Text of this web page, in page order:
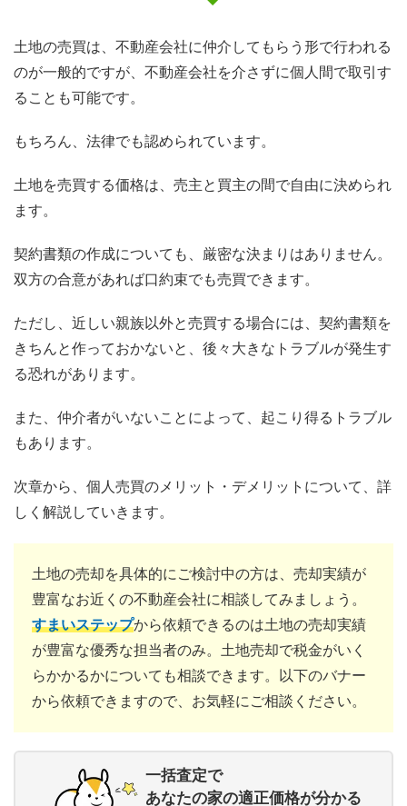
土地の売買は、不動産会社に仲介してもらう形で行われる
のが一般的ですが、不動産会社を介さずに個人間で取引す
ることも可能です。
もちろん、法律でも認められています。
土地を売買する価格は、売主と買主の間で自由に決められ
ます。
契約書類の作成についても、厳密な決まりはありません。
双方の合意があれば口約束でも売買できます。
ただし、近しい親族以外と売買する場合には、契約書類を
きちんと作っておかないと、後々大きなトラブルが発生す
る恐れがあります。
また、仲介者がいないことによって、起こり得るトラブル
もあります。
次章から、個人売買のメリット・デメリットについて、詳
しく解説していきます。
土地の売却を具体的にご検討中の方は、売却実績が
豊富なお近くの不動産会社に相談してみましょう。
すまいステップから依頼できるのは土地の売却実績
が豊富な優秀な担当者のみ。土地売却で税金がいく
らかかるかについても相談できます。以下のバナー
から依頼できますので、お気軽にご相談ください。
一括査定で
あなたの家の適正価格が分かる